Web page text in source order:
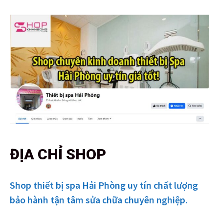
ĐỊA CHỈ SHOP
Shop thiết bị spa Hải Phòng uy tín chất lượng
bảo hành tận tâm sửa chữa chuyên nghiệp.